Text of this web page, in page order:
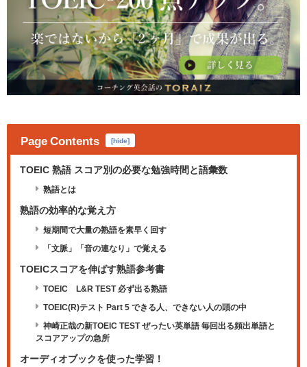
Page Contents [hide]
TOEIC 熟語 スコア別の必要な勉強時間と語彙数
熟語とは
熟語の効率的な覚え方
短期間で大量の熟語を素早く回す
「文脈」「音の連なり」で覚える
TOEICスコアを伸ばす熟語参考書
TOEIC®L&R TEST 必ず出る熟語
TOEIC(R)テスト Part 5 できる人、できない人の頭の中
神崎正哉の新TOEIC TEST ぜったい英単語 毎回出る頻出単語と
スコアアップの急所
オーディオブックを使った学習！